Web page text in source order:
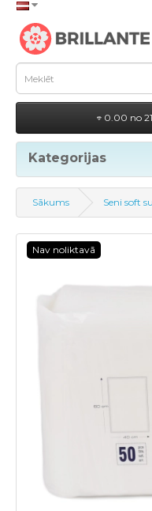
0.00 no
Kategorijas
Sākums Seni soft
Nav noliktavā